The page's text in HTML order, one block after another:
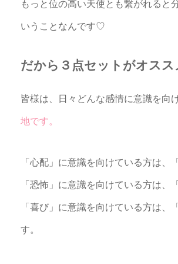
もっと位の高い天使とも繋がれると
いうことなんです♡
だから３点セットがオス
皆様は、日々どんな感情に意識を向
地です。
「心配」に意識を向けている方は
「恐怖」に意識を向けている方は
「喜び」に意識を向けている方は
す。